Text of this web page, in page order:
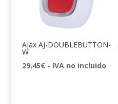
Ajax AJ-DOUBLEBUTTON-
W
29,45€ - IVA no incluido